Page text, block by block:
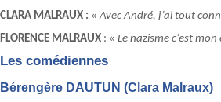
CLARA MALRAUX : «Avec André, j’ai tout
FLORENCE MALRAUX : « Le nazisme c’est
Les comédiennes
Bérengère DAUTUN (Clara Malraux)